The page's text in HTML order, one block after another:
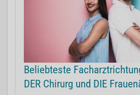
Beliebteste
DER Chirurg und DIE